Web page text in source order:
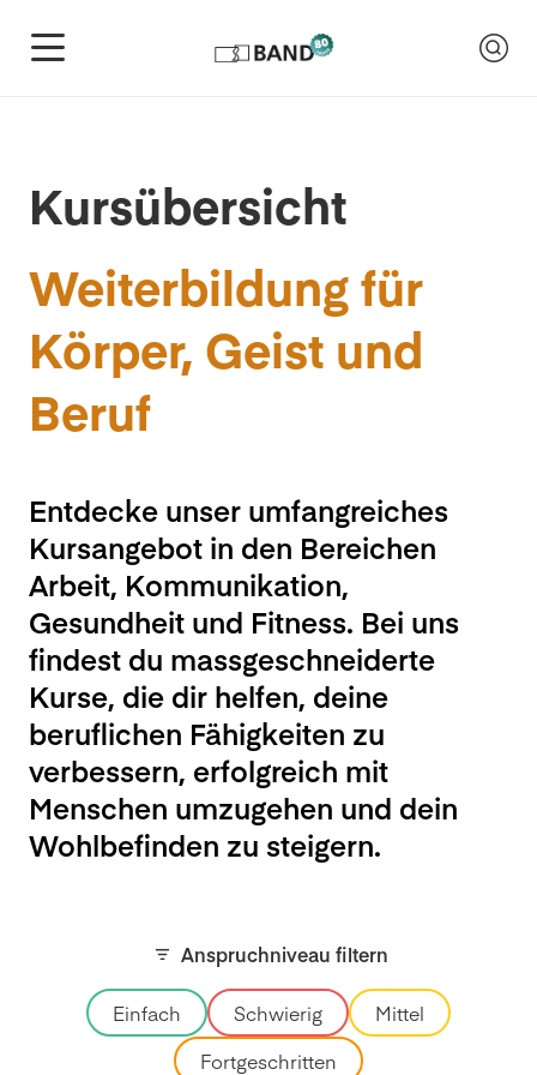
Kursübersicht
Weiterbildung für
Körper, Geist und
Beruf
Entdecke unser umfangreiches
Kursangebot in den Bereichen
Arbeit, Kommunikation,
Gesundheit und Fitness. Bei uns
findest du massgeschneiderte
Kurse, die dir helfen, deine
beruflichen Fähigkeiten zu
verbessern, erfolgreich mit
Menschen umzugehen und dein
Wohlbefinden zu steigern.
Anspruchniveau filtern
Einfach Schwierig
Mittel
Fortgeschritten